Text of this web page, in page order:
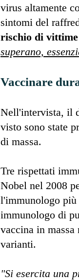
virus altamente
sintomi del
rischio di vittime
superano,
Vaccinare
Nell'intervista, il
visto sono state
di massa.
Tre rispettati
Nobel nel 2008
l'immunologo più
immunologo di
vaccina in
varianti.
"Si esercita una